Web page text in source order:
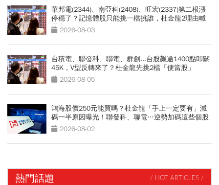
華邦電(2344)、南亞科(2408)、旺宏(2337)第二根漲
停穩了？記憶體股只能挑一檔挑誰，杜金龍2理由喊
選它2026-08-03
台積電、聯發科、聯電、群創...台股飆逾1400點叩關
45K，V型反轉來了？杜金龍先挑2檔「便當股」
2026-08-05
鴻海股價250元能買嗎？杜金龍「手上一定要有」減
碼一半原因曝光！聯發科、聯電…逆勢加碼這些個股
2026-08-02
熱門話題 / HOT ARTICLES /